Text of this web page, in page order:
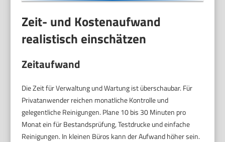
Zeit- und Kostenaufwand
realistisch einschätzen
Zeitaufwand
Die Zeit für Verwaltung und Wartung ist überschaubar. Für
Privatanwender reichen monatliche Kontrolle und
gelegentliche Reinigungen. Plane 10 bis 30 Minuten pro
Monat ein für Bestandsprüfung, Testdrucke und einfache
Reinigungen. In kleinen Büros kann der Aufwand höher sein.